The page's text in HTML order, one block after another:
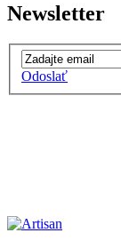
Newsletter
Odoslať